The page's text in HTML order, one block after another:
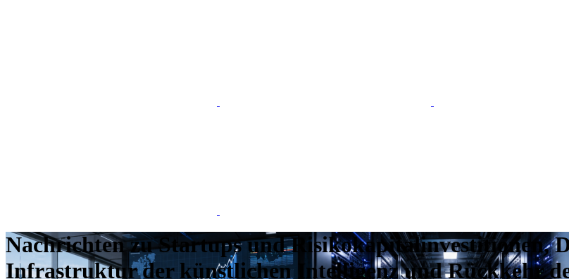
Nachrichten zu Startups und Risikokapitalinvestitionen,
Infrastruktur der künstlichen Intelligenz und Rückkehr